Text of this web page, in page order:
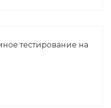
тестирование на